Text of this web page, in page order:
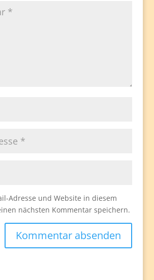
Adresse und Website in diesem
nächsten Kommentar speichern.